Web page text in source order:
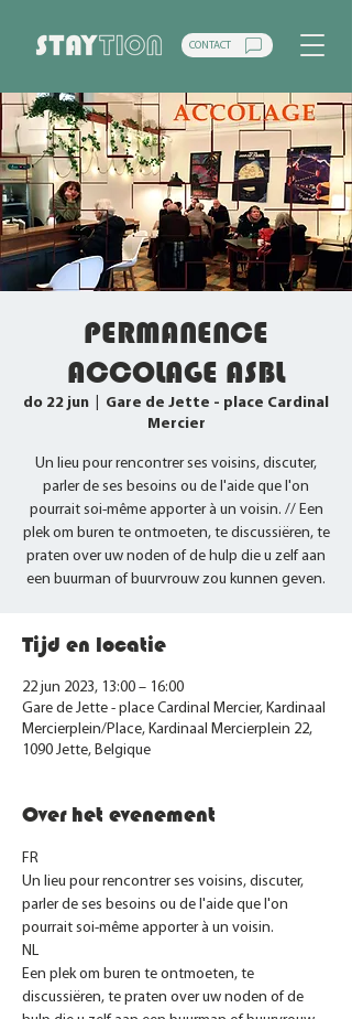
CONTACT
PERMANENCE
ACCOLAGE ASBL
do 22 jun
Gare de Jette - place Cardinal
Mercier
Un lieu pour rencontrer ses voisins, discuter,
parler de ses besoins ou de l'aide que l'on
pourrait soi-même apporter à un voisin. // Een
plek om buren te ontmoeten, te discussiëren, te
praten over uw noden of de hulp die u zelf aan
een buurman of buurvrouw zou kunnen geven.
Tijd en locatie
22 jun 2023, 13:00 – 16:00
Gare de Jette - place Cardinal Mercier, Kardinaal
Mercierplein/Place, Kardinaal Mercierplein 22,
1090 Jette, Belgique
Over het evenement
FR
Un lieu pour rencontrer ses voisins, discuter,
parler de ses besoins ou de l'aide que l'on
pourrait soi-même apporter à un voisin.
NL
Een plek om buren te ontmoeten, te
discussiëren, te praten over uw noden of de